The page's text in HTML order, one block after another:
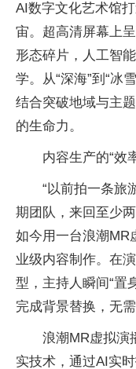
AI数字文化艺术馆
宙。超高清屏幕上
形态碎片，人工智
学。从“深海”到“冰
结合突破地域与主
的生命力。
内容生产的“效
“以前拍一条旅
期团队，来回至少
如今用一台浪潮MR
业级内容制作。在
型，主持人瞬间“置
完成背景替换，无
浪潮MR虚拟演
实技术，通过AI实